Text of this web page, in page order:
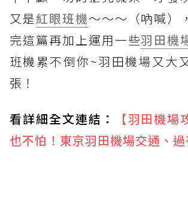
又是紅眼班機～～～（吶喊）
完這篇再加上運用一些羽田機
班機累不倒你~羽田機場又大
張！
看詳細全文連結：
【羽田機
也不怕！東京羽田機場交通、